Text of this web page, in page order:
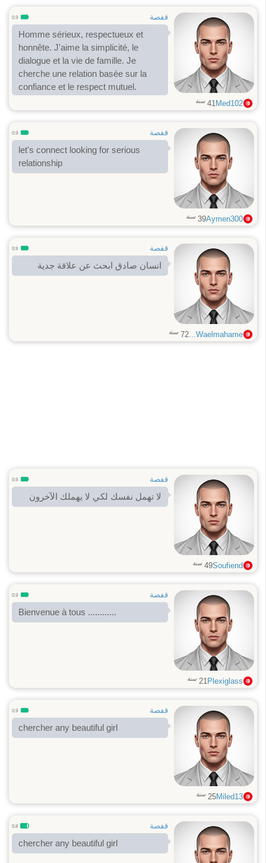
قفصة 0.9
Homme sérieux, respectueux et
honnête. J'aime la simplicité, le
dialogue et la vie de famille. Je
cherche une relation basée sur la
confiance et le respect mutuel.
Med102
41 سنة
قفصة 0.9
let's connect looking for serious
relationship
Aymen300
39 سنة
قفصة 0.9
انسان صادق ابحث عن علاقة جدية
Waelmahame...
72 سنة
قفصة 0.9
لا تهمل نفسك لكي لا يهملك الآخرون
Soufiend
49 سنة
قفصة 0.9
Bienvenue à tous ............
Plexiglass
21 سنة
قفصة 0.9
chercher any beautiful girl
Miled13
25 سنة
قفصة 0.8
chercher any beautiful girl